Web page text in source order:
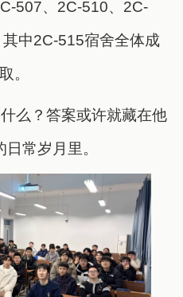
507、2C-510、2C-
中2C-515宿舍全体成
。
么？答案或许就藏在他
常岁月里。